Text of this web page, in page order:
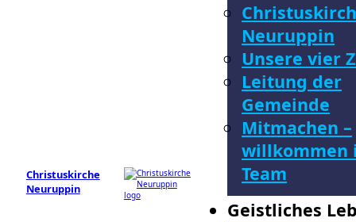
Christuskirche
Neuruppin
Neuruppin
Unsere vier
Leitung der
Gemeinde
Mitmachen –
willkommen
Team
Geistliches